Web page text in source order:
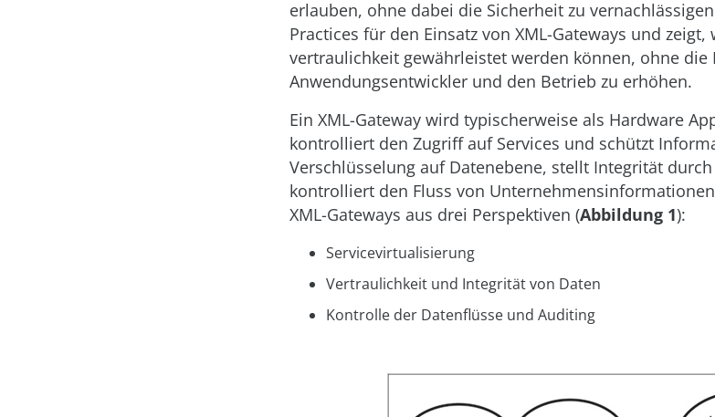
erlauben, ohne dabei die Sicherheit zu
Practices für den Einsatz von XML-Gateways und
vertraulichkeit gewährleistet werden können, ohne
Anwendungsentwickler und den Betrieb zu erhöhen.
Ein XML-Gateway wird typischerweise als Hardware
kontrolliert den Zugriff auf Services und schützt
Verschlüsselung auf Datenebene, stellt Integrität
kontrolliert den Fluss von
XML-Gateways aus drei Perspektiven (Abbildung 1):
Servicevirtualisierung
Vertraulichkeit und Integrität von Daten
Kontrolle der Datenflüsse und Auditing